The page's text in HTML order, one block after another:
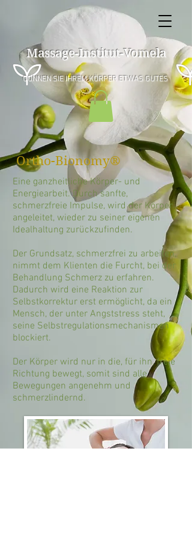
Massage-Institut-Vomela
GÖNNEN SIE IHREM KÖRPER ETWAS GUTES
Ortho-Bionomy®
Eine ganzheitliche Körper- und
Energiearbeit. Durch sanfte,
schmerzfreie Impulse, wird der Körper
angeleitet, wieder zu seiner eigenen
Idealhaltung zurückzufinden.
Der Grundsatz, schmerzfrei zu arbeiten,
nimmt dem Klienten die Furcht, bei der
Behandlung Schmerz zu erfahren.
Dadurch wird eine Reaktion zur
Selbstkorrektur erst ermöglicht, da ein
Mensch, der unter Angststress steht,
seine Selbstregulationsmechanismen
blockiert.
Der Körper wird nur in die, für ihn, freie
Richtung bewegt, somit sind alle
Bewegungen angenehm und
schmerzlindernd.